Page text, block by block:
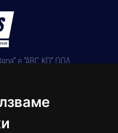
е "АВС КО" ООД,